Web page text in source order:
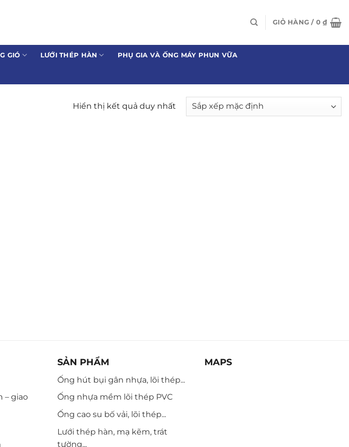
GIỎ HÀNG / 0₫
GIÓ LƯỚI THÉP HÀN PHỤ GIA VÀ ỐNG MÁY PHUN VỮA
Hiển thị kết quả duy nhất
– giao
SẢN PHẨM
Ống hút bụi gân nhựa, lõi thép...
Ống nhựa mềm lõi thép PVC
Ống cao su bố vải, lõi thép...
Lưới thép hàn, mạ kẽm, trát
tường...
MAPS